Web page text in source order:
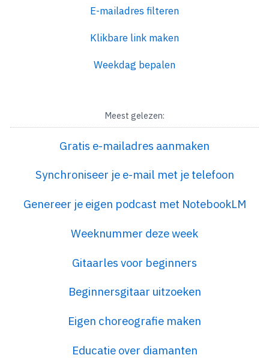
E-mailadres filteren
Klikbare link maken
Weekdag bepalen
Meest gelezen:
Gratis e-mailadres aanmaken
Synchroniseer je e-mail met je telefoon
Genereer je eigen podcast met NotebookLM
Weeknummer deze week
Gitaarles voor beginners
Beginnersgitaar uitzoeken
Eigen choreografie maken
Educatie over diamanten